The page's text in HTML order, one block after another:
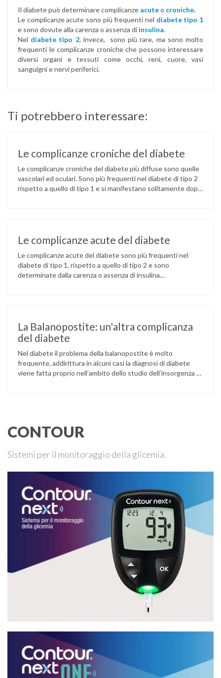
Il diabete può determinare complicanze acuteo croniche.
Le complicanze acute sono più frequenti nel diabete tipo 1
e sono dovute alla carenza o assenza di insulina.
Nel diabete tipo 2, invece, sono più rare, ma sono molto
frequenti le complicanze croniche che possono interessare
diversi organi e tessuti come occhi, reni, cuore, vasi
sanguigni e nervi periferici.
Ti potrebbero interessare:
Le complicanze croniche del diabete
Le complicanze croniche del diabete più diffuse sono quelle
vascolari ed oculari. Sono più frequenti nel diabete di tipo 2
rispetto a quello di tipo 1 e si manifestano solitamente dopo
Le complicanze acute del diabete
Le complicanze acute del diabete sono più frequenti nel
diabete di tipo 1, rispetto a quello di tipo 2 e sono
determinate dalla carenza o assenza di insulina
La Balanopostite: un'altra complicanza
del diabete
Nel diabete il problema della balanopostite è molto
frequente, addirittura in alcuni casi la diagnosi di diabete
viene fatta proprio nell’ambito dello studio dell’insorgenza di
CONTOUR
Sistemi per il monitoraggio della glicemia.